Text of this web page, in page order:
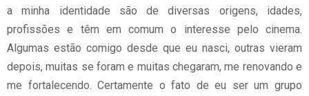
a minha identidade são de diversas origens, idades,
profissões e têm em comum o interesse pelo cinema.
Algumas estão comigo desde que eu nasci, outras vieram
depois, muitas se foram e muitas chegaram, me renovando e
me fortalecendo. Certamente o fato de eu ser um grupo